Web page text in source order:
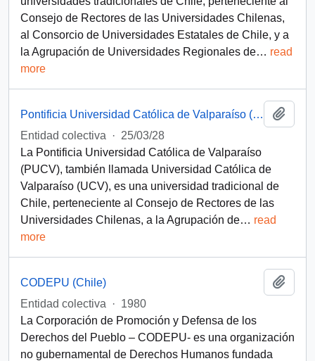
Consejo de Rectores de las Universidades Chilenas,
al Consorcio de Universidades Estatales de Chile, y a
la Agrupación de Universidades Regionales de… read
more
Pontificia Universidad Católica de Valparaíso (Chile)
Entidad colectiva
· 25/03/28
La Pontificia Universidad Católica de Valparaíso
(PUCV), también llamada Universidad Católica de
Valparaíso (UCV), es una universidad tradicional de
Chile, perteneciente al Consejo de Rectores de las
Universidades Chilenas, a la Agrupación de… read
more
CODEPU (Chile)
Entidad colectiva
· 1980
La Corporación de Promoción y Defensa de los
Derechos del Pueblo – CODEPU- es una organización
no gubernamental de Derechos Humanos fundada